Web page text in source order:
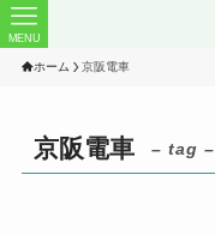
MENU
ホーム 京阪電車
京阪電車 – tag –